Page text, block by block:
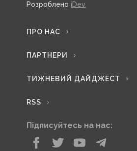
Розроблено iDev
ПРО НАС
ПАРТНЕРИ
ТИЖНЕВИЙ ДАЙДЖЕСТ
RSS
Підписуйтесь на нас: